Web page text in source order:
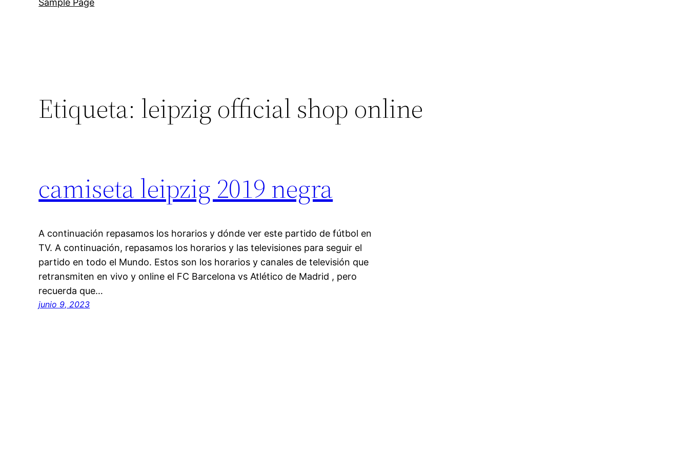
Sample Page
Etiqueta: leipzig official shop online
camiseta leipzig 2019 negra
A continuación repasamos los horarios y dónde ver este partido de fútbol en
TV. A continuación, repasamos los horarios y las televisiones para seguir el
partido en todo el Mundo. Estos son los horarios y canales de televisión que
retransmiten en vivo y online el FC Barcelona vs Atlético de Madrid , pero
recuerda que…
junio 9, 2023